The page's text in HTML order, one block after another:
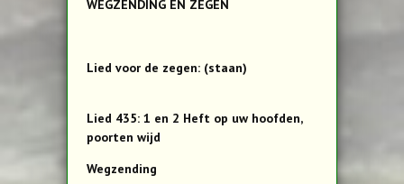
WEGZENDING EN ZEGEN
Lied voor de zegen: (staan)
Lied 435: 1 en 2 Heft op uw hoofden,
poorten wijd
Wegzending